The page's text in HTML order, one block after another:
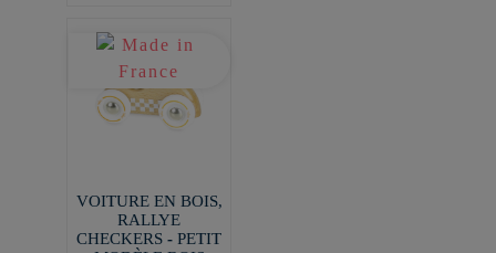
VOITURE EN BOIS,
RALLYE
CHECKERS - PETIT